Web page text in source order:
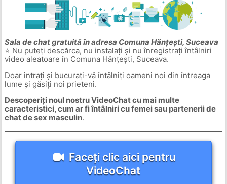
Sala de chat gratuită în adresa Comuna Hănțești, Suceava
⭐ Nu puteți descărca, nu instalați și nu înregistrați întâlniri
video aleatoare în Comuna Hănțești, Suceava.
Doar intrați și bucurați-vă întâlniți oameni noi din întreaga
lume și găsiți noi prieteni.
Descoperiți noul nostru VideoChat cu mai multe
caracteristici, cum ar fi întâlniri cu femei sau partenerii de
chat de sex masculin.
Faceți clic aici pentru
VideoChat